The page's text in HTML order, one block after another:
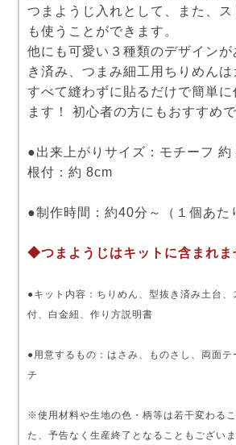
つまようじ入れとして、また、ス
も使うことができます。
他にも可愛い３種類のデザインが
き済み、つまみ細工用ちりめんは
すべて縫わずに貼るだけで簡単に
ます！ 初心者の方にもおすすめ
●出来上がりサイズ：モチーフ 約
根付：約 8cm
●制作時間：約40分～（１個あた
◆つまようじはキットに含まれま
●キット内容：ちりめん、型抜き済み土台、
付、白金紐、作り方説明書
●用意するもの：はさみ、ものさし、両面テ
チ
※使用材料や生地の色・柄等は若干変わる
た、予告なく生産終了となることもござい